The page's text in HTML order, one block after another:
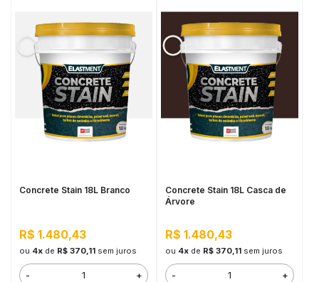
Concrete Stain 18L Branco
R$ 1.480,43
ou 4xde R$ 370,11 sem juros
- +
Concrete Stain 18L Casca de
Árvore
R$ 1.480,43
ou 4xde R$ 370,11 sem juros
- +